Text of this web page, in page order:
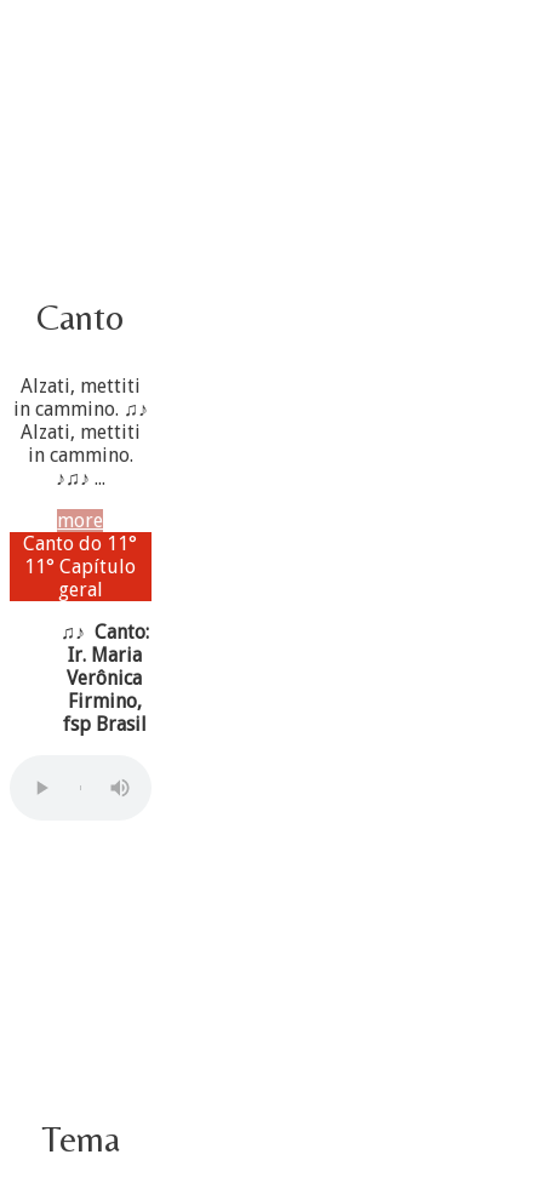
Canto
Alzati, mettiti
in cammino. ♫♪
Alzati, mettiti
in cammino.
♪♫♪ ...
more
Canto do 11°
11° Capítulo
geral
♫♪ Canto:
Ir. Maria
Verônica
Firmino,
fsp Brasil
Tema